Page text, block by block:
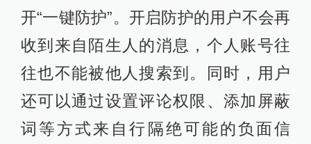
开“一键防护”。开启防护的用户不会再
收到来自陌生人的消息，个人账号往
往也不能被他人搜索到。同时，用户
还可以通过设置评论权限、添加屏蔽
词等方式来自行隔绝可能的负面信